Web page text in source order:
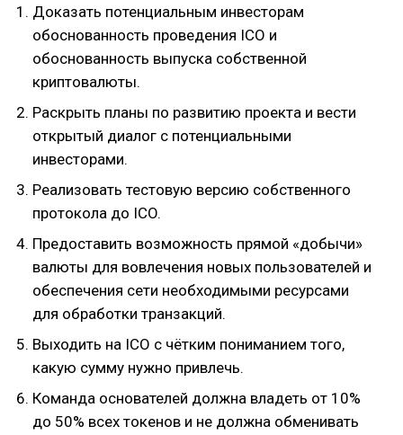
Доказать потенциальным инвесторам
обоснованность проведения ICO и
обоснованность выпуска собственной
криптовалюты.
Раскрыть планы по развитию проекта и вести
открытый диалог с потенциальными
инвесторами.
Реализовать тестовую версию собственного
протокола до ICO.
Предоставить возможность прямой «добычи»
валюты для вовлечения новых пользователей и
обеспечения сети необходимыми ресурсами
для обработки транзакций.
Выходить на ICO с чётким пониманием того,
какую сумму нужно привлечь.
Команда основателей должна владеть от 10%
до 50% всех токенов и не должна обменивать